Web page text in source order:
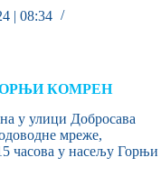
| 08:34
КОМРЕН
у улици Добросава
мреже,
часова у насељу Горњи